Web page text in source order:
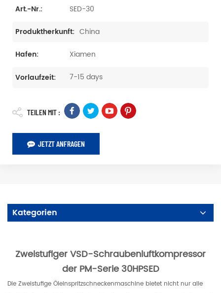
Art.-Nr.: SED-30
Produktherkunft: China
Hafen: Xiamen
Vorlaufzeit: 7-15 days
TEILEN MIT :
JETZT ANFRAGEN
Kategorien
Zweistufiger VSD-Schraubenluftkompressor
der PM-Serie 30HPSED
Die Zweistufige Öleinspritzschneckenmaschine bietet nicht nur alle